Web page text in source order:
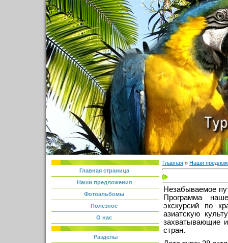
Главная страница
Наши предложения
Фотоальбомы
Полезное
О нас
Разделы
Главная » Наши
Незабываемое
Программа
экскурсий по
азиатскую
захватывающие
стран.